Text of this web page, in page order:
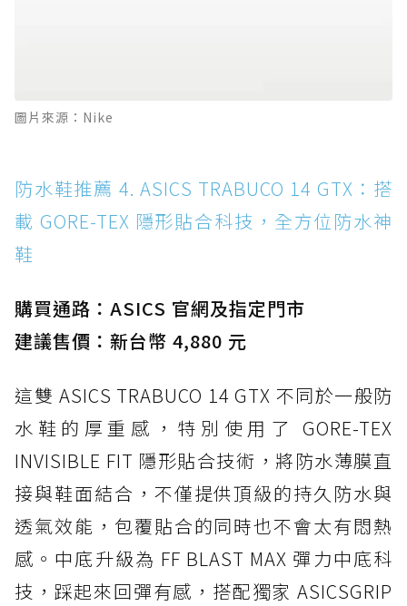
圖片來源：Nike
防水鞋推薦 4. ASICS TRABUCO 14 GTX：搭
載 GORE-TEX 隱形貼合科技，全方位防水神
鞋
購買通路：ASICS 官網及指定門市
建議售價：新台幣 4,880 元
這雙 ASICS TRABUCO 14 GTX 不同於一般防
水鞋的厚重感，特別使用了 GORE-TEX
INVISIBLE FIT 隱形貼合技術，將防水薄膜直
接與鞋面結合，不僅提供頂級的持久防水與
透氣效能，包覆貼合的同時也不會太有悶熱
感。中底升級為 FF BLAST MAX 彈力中底科
技，踩起來回彈有感，搭配獨家 ASICSGRIP